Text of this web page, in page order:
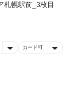
カード可